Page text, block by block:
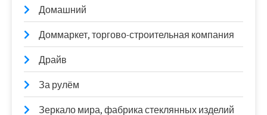
Домашний
Доммаркет, торгово-строительная компания
Драйв
За рулём
Зеркало мира, фабрика стеклянных изделий